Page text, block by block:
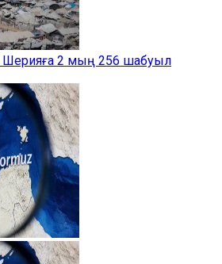
Шерияға 2 мың 256 шабуыл